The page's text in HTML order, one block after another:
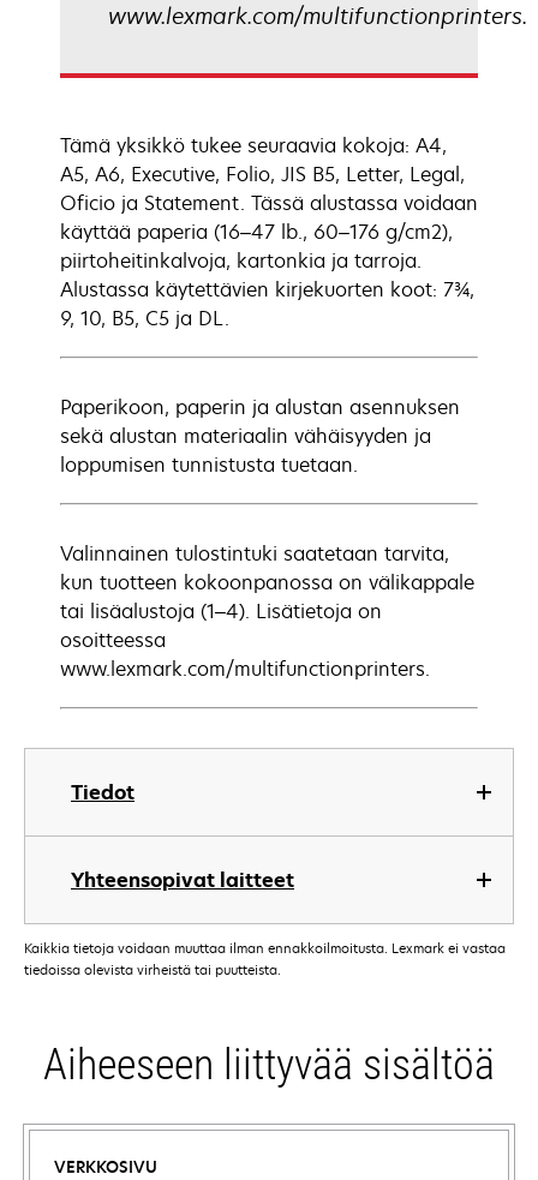
Tiedot
Yhteensopivat laitteet
www.lexmark.com/multifunctionprinters.
Tämä yksikkö tukee seuraavia kokoja: A4,
A5, A6, Executive, Folio, JIS B5, Letter, Legal,
Oficio ja Statement. Tässä alustassa voidaan
käyttää paperia (16–47 lb., 60–176 g/cm2),
piirtoheitinkalvoja, kartonkia ja tarroja.
Alustassa käytettävien kirjekuorten koot: 7¾,
9, 10, B5, C5 ja DL.
Paperikoon, paperin ja alustan asennuksen
sekä alustan materiaalin vähäisyyden ja
loppumisen tunnistusta tuetaan.
Valinnainen tulostintuki saatetaan tarvita,
kun tuotteen kokoonpanossa on välikappale
tai lisäalustoja (1–4). Lisätietoja on
osoitteessa
www.lexmark.com/multifunctionprinters.
Kaikkia tietoja voidaan muuttaa ilman ennakkoilmoitusta. Lexmark ei vastaa
tiedoissa olevista virheistä tai puutteista.
Aiheeseen liittyvää sisältöä
VERKKOSIVU